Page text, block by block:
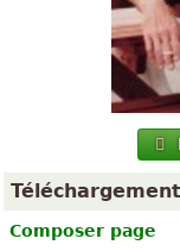
Composer page